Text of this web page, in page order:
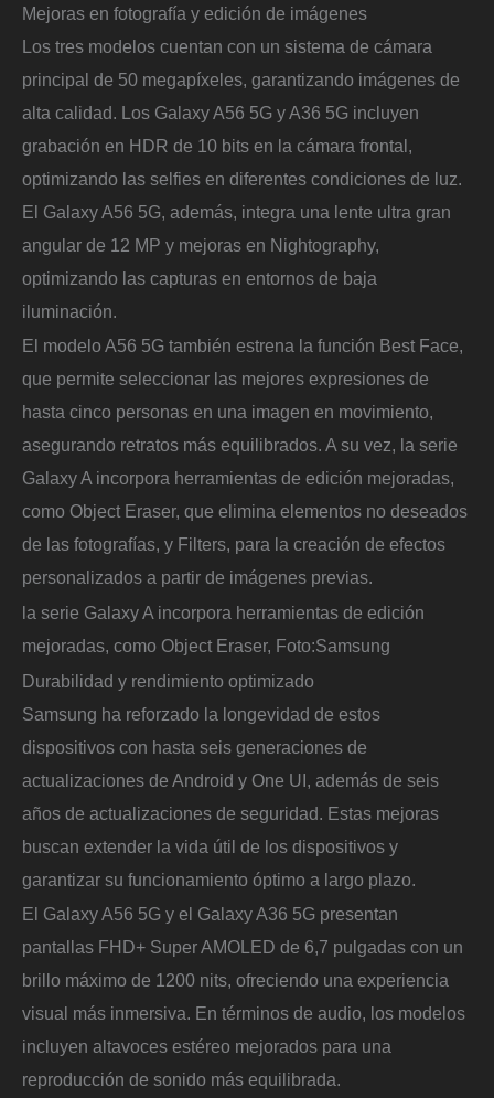
Mejoras en fotografía y edición de imágenes
Los tres modelos cuentan con un sistema de cámara
principal de 50 megapíxeles, garantizando imágenes de
alta calidad. Los Galaxy A56 5G y A36 5G incluyen
grabación en HDR de 10 bits en la cámara frontal,
optimizando las selfies en diferentes condiciones de luz.
El Galaxy A56 5G, además, integra una lente ultra gran
angular de 12 MP y mejoras en Nightography,
optimizando las capturas en entornos de baja
iluminación.
El modelo A56 5G también estrena la función Best Face,
que permite seleccionar las mejores expresiones de
hasta cinco personas en una imagen en movimiento,
asegurando retratos más equilibrados. A su vez, la serie
Galaxy A incorpora herramientas de edición mejoradas,
como Object Eraser, que elimina elementos no deseados
de las fotografías, y Filters, para la creación de efectos
personalizados a partir de imágenes previas.
la serie Galaxy A incorpora herramientas de edición
mejoradas, como Object Eraser, Foto:Samsung
Durabilidad y rendimiento optimizado
Samsung ha reforzado la longevidad de estos
dispositivos con hasta seis generaciones de
actualizaciones de Android y One UI, además de seis
años de actualizaciones de seguridad. Estas mejoras
buscan extender la vida útil de los dispositivos y
garantizar su funcionamiento óptimo a largo plazo.
El Galaxy A56 5G y el Galaxy A36 5G presentan
pantallas FHD+ Super AMOLED de 6,7 pulgadas con un
brillo máximo de 1200 nits, ofreciendo una experiencia
visual más inmersiva. En términos de audio, los modelos
incluyen altavoces estéreo mejorados para una
reproducción de sonido más equilibrada.